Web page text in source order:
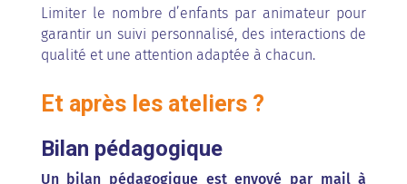
Limiter le nombre d’enfants par animateur pour
garantir un suivi personnalisé, des interactions de
qualité et une attention adaptée à chacun.
Et après les ateliers ?
Bilan pédagogique
Un bilan pédagogique est envoyé par mail à